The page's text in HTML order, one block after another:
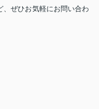
、ぜひお気軽にお問い合わ